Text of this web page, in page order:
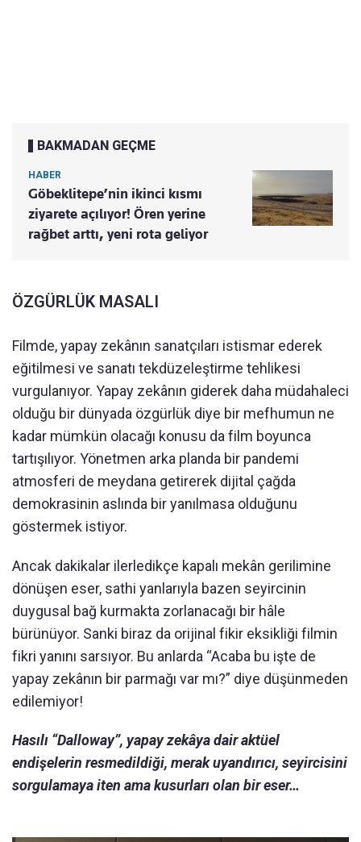
BAKMADAN GEÇME
HABER
Göbeklitepe’nin ikinci kısmı
ziyarete açılıyor! Ören yerine
rağbet arttı, yeni rota geliyor
ÖZGÜRLÜK MASALI
Filmde, yapay zekânın sanatçıları istismar ederek
eğitilmesi ve sanatı tekdüzeleştirme tehlikesi
vurgulanıyor. Yapay zekânın giderek daha müdahaleci
olduğu bir dünyada özgürlük diye bir mefhumun ne
kadar mümkün olacağı konusu da film boyunca
tartışılıyor. Yönetmen arka planda bir pandemi
atmosferi de meydana getirerek dijital çağda
demokrasinin aslında bir yanılmasa olduğunu
göstermek istiyor.
Ancak dakikalar ilerledikçe kapalı mekân gerilimine
dönüşen eser, sathi yanlarıyla bazen seyircinin
duygusal bağ kurmakta zorlanacağı bir hâle
bürünüyor. Sanki biraz da orijinal fikir eksikliği filmin
fikri yanını sarsıyor. Bu anlarda “Acaba bu işte de
yapay zekânın bir parmağı var mı?” diye düşünmeden
edilemiyor!
Hasılı “Dalloway”, yapay zekâya dair aktüel
endişelerin resmedildiği, merak uyandırıcı, seyircisini
sorgulamaya iten ama kusurları olan bir eser…